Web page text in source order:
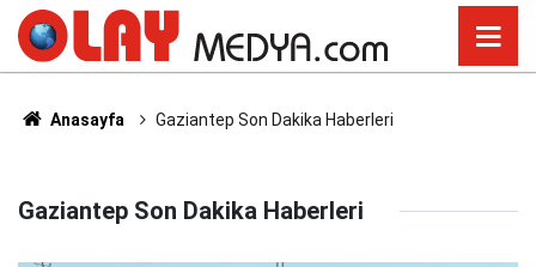
Anasayfa Gaziantep Son Dakika Haberleri
Gaziantep Son Dakika Haberleri